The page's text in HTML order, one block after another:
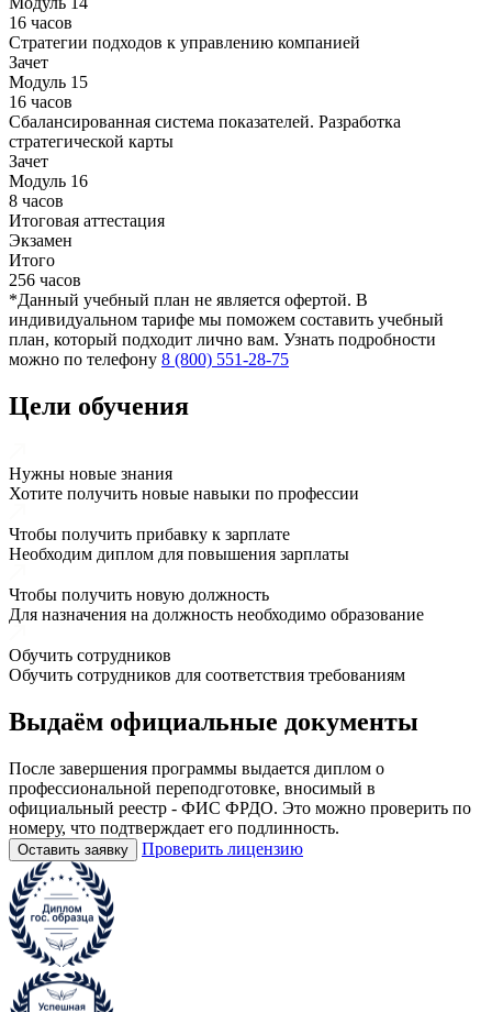
16 часов
Стратегии подходов к управлению компанией
Зачет
Модуль 15
16 часов
Сбалансированная система показателей. Разработка
стратегической карты
Зачет
Модуль 16
8 часов
Итоговая аттестация
Экзамен
Итого
256 часов
*Данный учебный план не является офертой. В
индивидуальном тарифе мы поможем составить учебный
план, который подходит лично вам. Узнать подробности
можно по телефону 8 (800) 551-28-75
Цели обучения
Нужны новые знания
Хотите получить новые навыки по профессии
Чтобы получить прибавку к зарплате
Необходим диплом для повышения зарплаты
Чтобы получить новую должность
Для назначения на должность необходимо образование
Обучить сотрудников
Обучить сотрудников для соответствия требованиям
Выдаём официальные документы
После завершения программы выдается диплом о
профессиональной переподготовке, вносимый в
официальный реестр - ФИС ФРДО. Это можно проверить по
номеру, что подтверждает его подлинность.
Оставить заявку Проверить лицензию